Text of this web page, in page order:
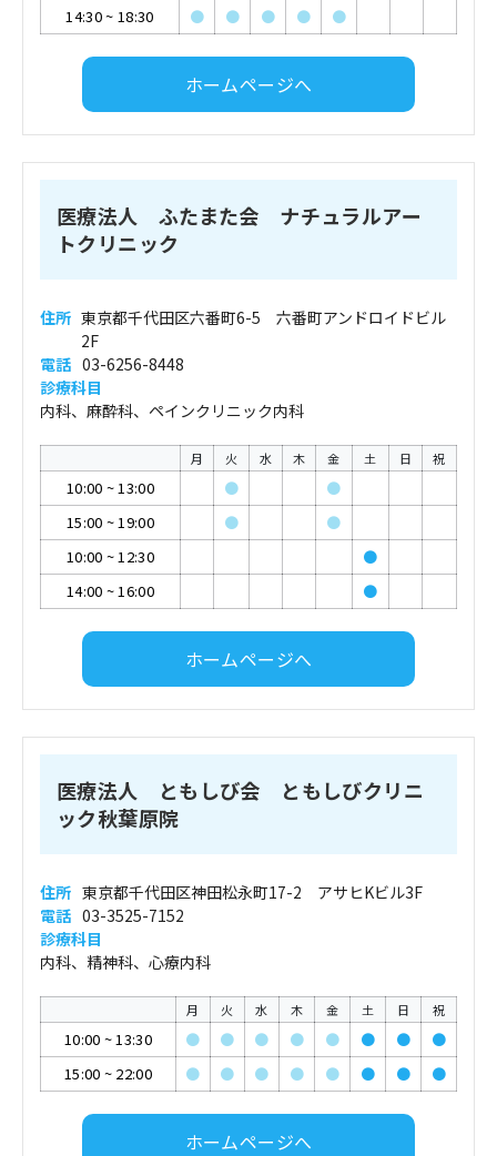
14:30~ 18:30 ● ● ● ● ●
ホームページへ
医療法人 ふたまた会 ナチュラルアー
トクリニック
住所 東京都千代田区六番町6-5 六番町アンドロイドビル
2F
電話 03-6256-8448
診療科目
内科、麻酔科、ペインクリニック内科
月 火 水 木 金 土 日 祝
10:00 ~13:00 ●
●
15:00 ~19:00 ●
●
10:00 ~12:30
●
14:00 ~16:00 ●
ホームページへ
医療法人 ともしび会 ともしびクリニ
ック秋葉原院
住所 東京都千代田区神田松永町17-2 アサヒKビル3F
電話 03-3525-7152
診療科目
内科、精神科、心療内科
月 火 水 木 金 土 日 祝
10:00 ~13:30 ● ● ● ● ● ● ●
●
15:00 ~ 22:00 ● ● ● ● ● ● ● ●
ホームページへ